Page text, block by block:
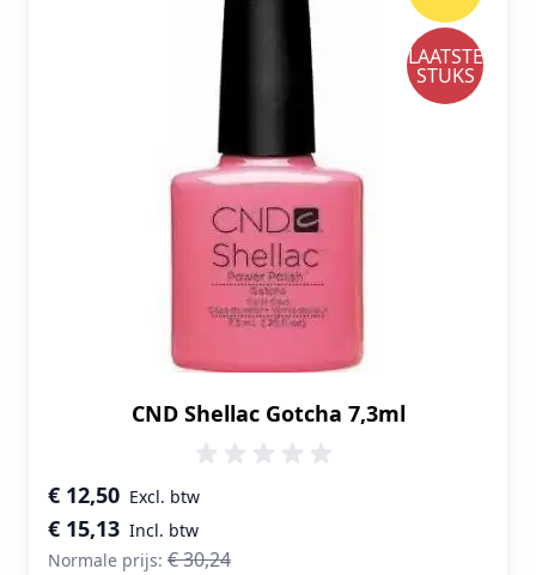
CND Shellac Gotcha 7,3ml
Speciale prijs
€ 15,13
€ 12,50
Normale prijs: € 30,24
LAATSTE
STUKS